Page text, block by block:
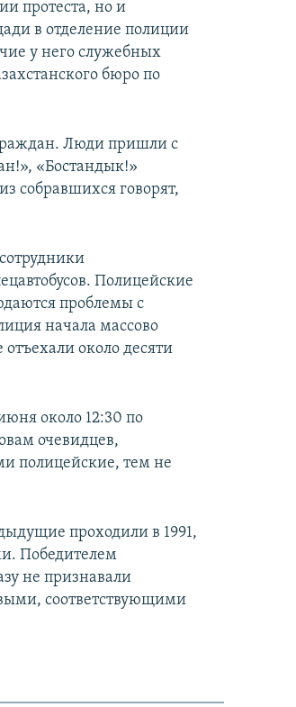
протеста, но и
в отделение полиции
у него служебных
бюро по
Люди пришли с
«Бостандык!»
собравшихся говорят,
Полицейские
проблемы с
начала массово
около десяти
около 12:30 по
очевидцев,
полицейские, тем не
проходили в 1991,
Победителем
не признавали
соответствующими